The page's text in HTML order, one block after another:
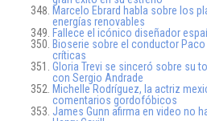
Marcelo Ebrard habla sobre los
energías renovables
Fallece el icónico diseñador
Bioserie sobre el conductor
críticas
Gloria Trevi se sinceró sobre su
con Sergio Andrade
Michelle Rodríguez, la actriz
comentarios gordofóbicos
James Gunn afirma en video no